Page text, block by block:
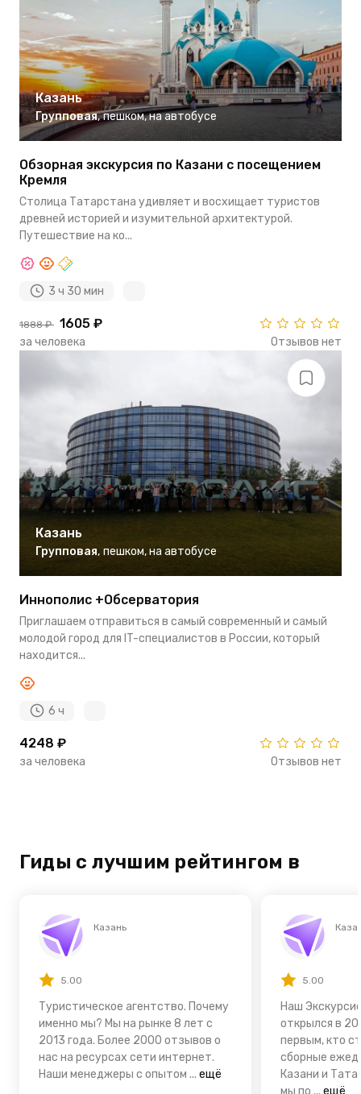
Казань
Групповая, пешком, на автобусе
Обзорная экскурсия по Казани с посещением
Кремля
Столица Татарстана удивляет и восхищает туристов
древней историей и изумительной архитектурой.
Путешествие на ко...
3 ч 30 мин
1888 ₽ 1605 ₽
за человека Отзывов нет
Казань
Групповая, пешком, на автобусе
Иннополис +Обсерватория
Приглашаем отправиться в самый современный и самый
молодой город для IT-специалистов в России, который
находится...
6 ч
4248 ₽
за человека Отзывов нет
Гиды с лучшим рейтингом в
Казань
5.00
Туристическое агентство. Почему
именно мы? Мы на рынке 8 лет с
2013 года. Более 2000 отзывов о
нас на ресурсах сети интернет.
Наши менеджеры с опытом ... ещё
5.00
Наш
открылся в
первым, кто
сборные
Казани и